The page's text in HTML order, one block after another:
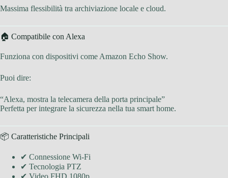
Massima flessibilità tra archiviazione locale e cloud.
🏠 Compatibile con Alexa
Funziona con dispositivi come Amazon Echo Show.
Puoi dire:
“Alexa, mostra la telecamera della porta principale”
Perfetta per integrare la sicurezza nella tua smart home.
📦 Caratteristiche Principali
✔ Connessione Wi-Fi
✔ Tecnologia PTZ
✔ Video FHD 1080p